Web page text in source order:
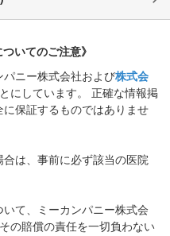
いてのご注意》
ニー株式会社および株式会
にしています。 正確な情報掲
保証するものではありませ
は、事前に必ず該当の医院
て、ミーカンパニー株式会
の賠償の責任を一切負わない